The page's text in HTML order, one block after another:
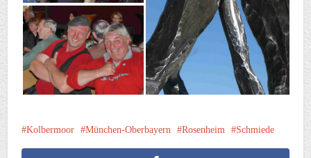
Kolbermoor München-Oberbayern Rosenheim Schmiede